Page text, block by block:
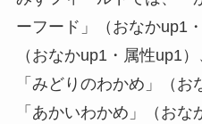
ーフード」（おなかup1
（おなかup1・属性up1
「みどりのわかめ」（
「あかいわかめ」（お